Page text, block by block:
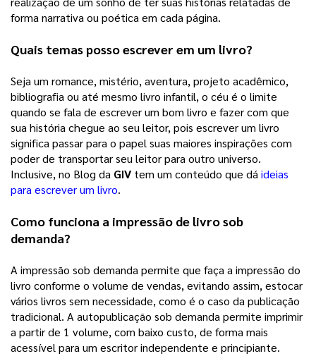
forma narrativa ou poética em cada página.
Quais temas posso escrever em um livro?
Seja um romance, mistério, aventura, projeto acadêmico,
bibliografia ou até mesmo livro infantil, o céu é o limite
quando se fala de escrever um bom livro e fazer com que
sua história chegue ao seu leitor, pois escrever um livro
significa passar para o papel suas maiores inspirações com
poder de transportar seu leitor para outro universo.
Inclusive, no Blog da GIV tem um conteúdo que dá ideias
para escrever um livro.
Como funciona a impressão de livro sob
demanda?
A impressão sob demanda permite que faça a impressão do
livro conforme o volume de vendas, evitando assim, estocar
vários livros sem necessidade, como é o caso da publicação
tradicional. A autopublicação sob demanda permite imprimir
a partir de 1 volume, com baixo custo, de forma mais
acessível para um escritor independente e principiante.